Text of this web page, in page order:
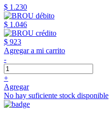
$ 1.230
$ 1.046
$ 923
Agregar a mi carrito
-
+
Agregar
No hay suficiente stock disponible